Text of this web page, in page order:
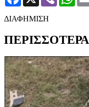
ΔΙΑΦΗΜΙΣΗ
ΠΕΡΙΣΣΟΤΕΡΑ